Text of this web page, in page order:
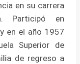
en su carrera
Participó en
en el año 1957
Superior de
de regreso a